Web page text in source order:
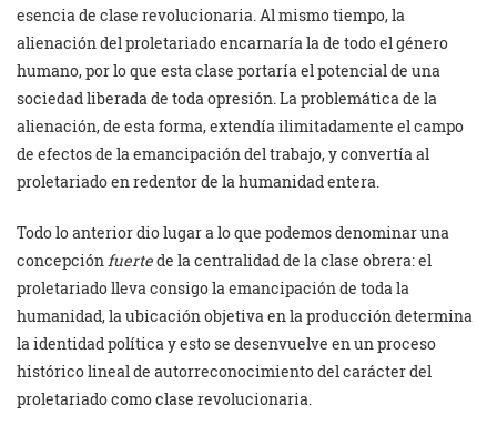
esencia de clase revolucionaria. Al mismo tiempo, la
alienación del proletariado encarnaría la de todo el género
humano, por lo que esta clase portaría el potencial de una
sociedad liberada de toda opresión. La problemática de la
alienación, de esta forma, extendía ilimitadamente el campo
de efectos de la emancipación del trabajo, y convertía al
proletariado en redentor de la humanidad entera.
Todo lo anterior dio lugar a lo que podemos denominar una
concepciónfuertede la centralidad de la clase obrera: el
proletariado lleva consigo la emancipación de toda la
humanidad, la ubicación objetiva en la producción determina
la identidad política y esto se desenvuelve en un proceso
histórico lineal de autorreconocimiento del carácter del
proletariado como clase revolucionaria.